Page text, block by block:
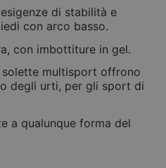
di stabilità e
con arco basso.
con imbottiture in gel.
solette multisport offrono
degli urti, per gli sport di
a qualunque forma del